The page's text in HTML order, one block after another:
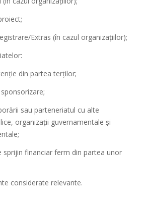
Extras (în cazul organizațiilor);
din partea terţilor;
sau parteneriatul cu alte
organizaţii guvernamentale şi
sprijin financiar ferm din partea unor
considerate relevante.